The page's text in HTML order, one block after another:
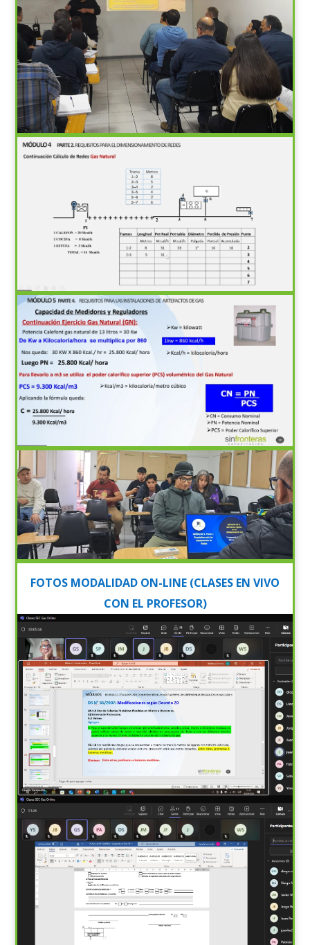
FOTOS MODALIDAD ON-LINE (CLASES EN VIVO
CON EL PROFESOR)